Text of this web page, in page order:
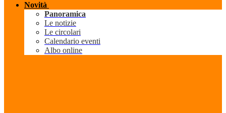
Novità
Panoramica
Le notizie
Le circolari
Calendario eventi
Albo online